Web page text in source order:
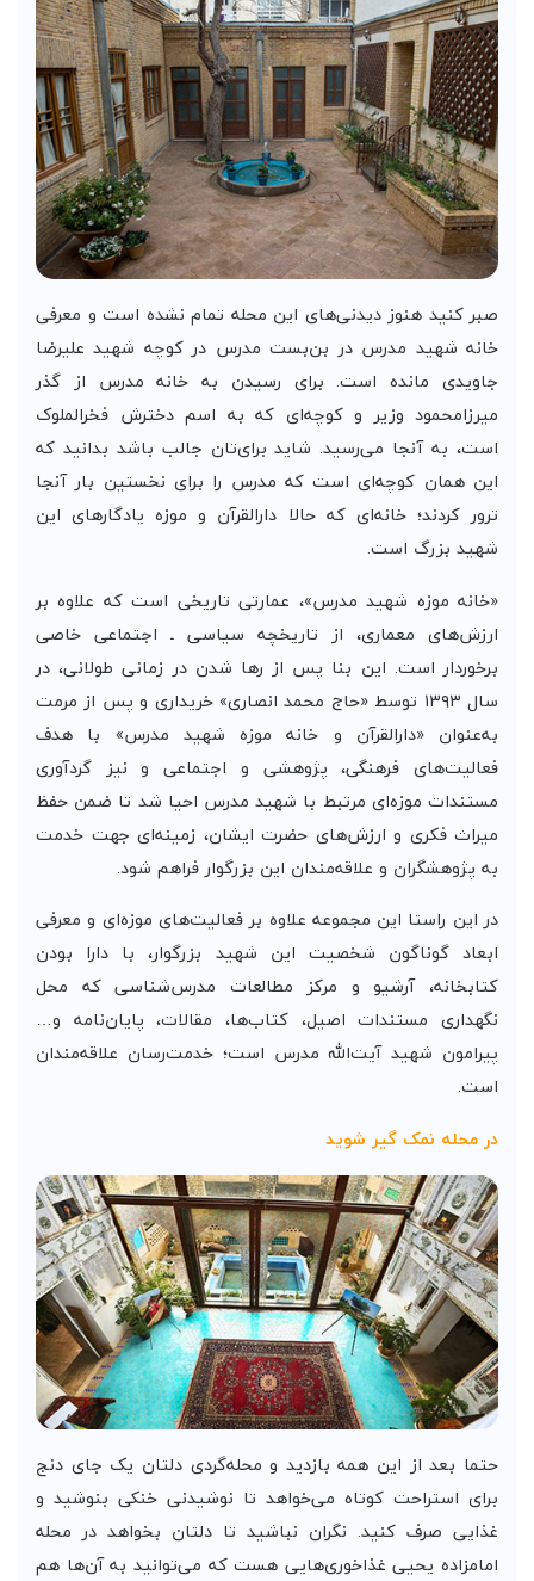
صبر کنید هنوز دیدنی‌های این محله تمام نشده است و معرفی
خانه شهید مدرس در بن‌بست مدرس در کوچه شهید علیرضا
جاویدی مانده است. برای رسیدن به خانه مدرس از گذر
میرزامحمود وزیر و کوچه‌ای که به اسم دخترش فخرالملوک
است، به آنجا می‌رسید. شاید برای‌تان جالب باشد بدانید که
این همان کوچه‌ای است که مدرس را برای نخستین بار آنجا
ترور کردند؛ خانه‌ای که حالا دارالقرآن و موزه یادگار‌های این
شهید بزرگ است.
«خانه موزه شهید مدرس»، عمارتی تاریخی است که علاوه بر
ارزش‌های معماری، از تاریخچه سیاسی ـ اجتماعی خاصی
برخوردار است. این بنا پس از رها شدن در زمانی طولانی، در
سال ۱۳۹۳ توسط «حاج محمد انصاری» خریداری و پس از مرمت
به‌عنوان «دارالقرآن و خانه موزه شهید مدرس» با هدف
فعالیت‌های فرهنگی، پژوهشی و اجتماعی و نیز گردآوری
مستندات موزه‌ای مرتبط با شهید مدرس احیا شد تا ضمن حفظ
میراث فکری و ارزش‌های حضرت ایشان، زمینه‌ای جهت خدمت
به پژوهشگران و علاقه‌مندان این بزرگوار فراهم شود.
در این راستا این مجموعه علاوه بر فعالیت‌های موزه‌ای و معرفی
ابعاد گوناگون شخصیت این شهید بزرگوار، با دارا بودن
کتابخانه، آرشیو و مرکز مطالعات مدرس‌شناسی که محل
نگهداری مستندات اصیل، کتاب‌ها، مقالات، پایان‌نامه و‌…
پیرامون شهید آیت‌الله مدرس است؛ خدمت‌رسان علاقه‌مندان
است.
در محله نمک گیر شوید
حتما بعد از این همه بازدید و محله‌گردی دلتان یک جای دنج
برای استراحت کوتاه می‌خواهد تا نوشیدنی خنکی بنوشید و
غذایی صرف کنید. نگران نباشید تا دلتان بخواهد در محله
امامزاده یحیی غذاخوری‌هایی هست که می‌توانید به آن‌ها هم